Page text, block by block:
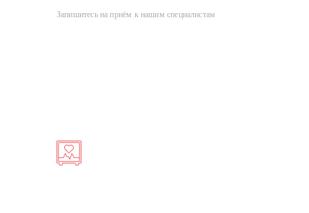
Запишитесь на приём к нашим специалистам